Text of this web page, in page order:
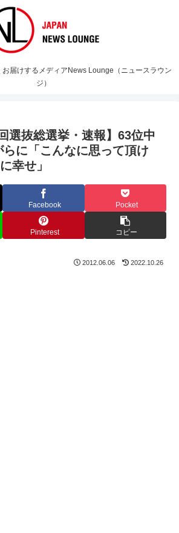
届けするメディアNews Lounge（ニュースラウン
ジ）
選抜総選挙・速報】63位中
に「こんなに思って頂け
幸せ」
Facebook Pocket
Pinterest コピー
2012.06.06 2022.10.26